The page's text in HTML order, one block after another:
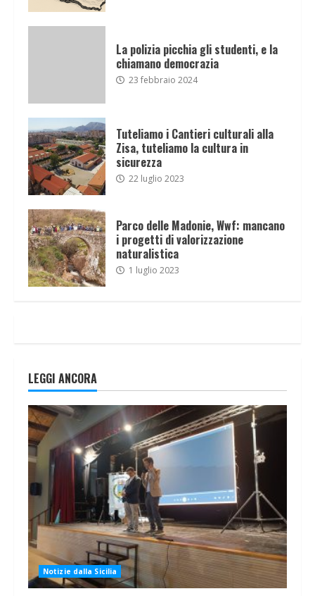
La polizia picchia gli studenti, e la
chiamano democrazia
23 febbraio 2024
Tuteliamo i Cantieri culturali alla
Zisa, tuteliamo la cultura in
sicurezza
22 luglio 2023
Parco delle Madonie, Wwf: mancano
i progetti di valorizzazione
naturalistica
1 luglio 2023
LEGGI ANCORA
Notizie dalla Sicilia